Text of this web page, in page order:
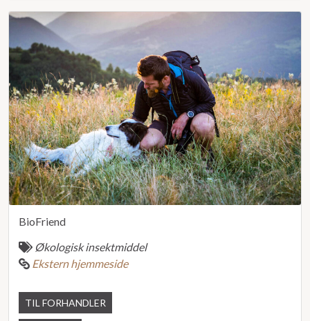
BioFriend
Økologisk insektmiddel
Ekstern hjemmeside
TIL FORHANDLER